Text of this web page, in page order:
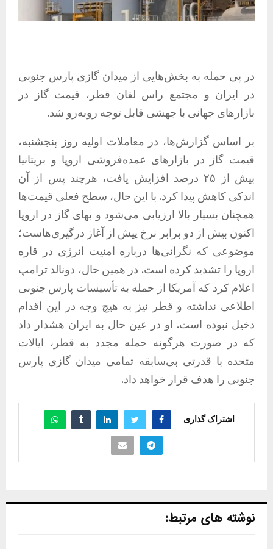
در پی حمله به بخش‌هایی از میدان گازی پارس جنوبی
در ایران و مجتمع راس لفان قطر، قیمت گاز در
بازارهای جهانی با جهشی قابل توجه روبه‌رو شد.
بر اساس گزارش‌ها، در معاملات اولیه روز پنجشنبه،
قیمت گاز در بازارهای عمده‌فروشی اروپا و بریتانیا
بیش از ۲۵ درصد افزایش یافت، هرچند پس از آن
اندکی کاهش پیدا کرد. با این حال، سطح فعلی قیمت‌ها
همچنان بسیار بالا ارزیابی می‌شود و بهای گاز در اروپا
اکنون بیش از دو برابر نرخ پیش از آغاز درگیری‌هاست؛
موضوعی که نگرانی‌ها درباره امنیت انرژی در قاره
اروپا را تشدید کرده است. در همین حال، دونالد ترامپ
اعلام کرد که آمریکا از حمله به تأسیسات پارس جنوبی
اطلاعی نداشته و قطر نیز به هیچ وجه در این اقدام
دخیل نبوده است. او در عین حال به ایران هشدار داد
که در صورت هرگونه حمله مجدد به قطر، ایالات
متحده با قدرتی بی‌سابقه تمامی میدان گازی پارس
جنوبی را هدف قرار خواهد داد.
اشتراک گذاری
نوشته های مرتبط: